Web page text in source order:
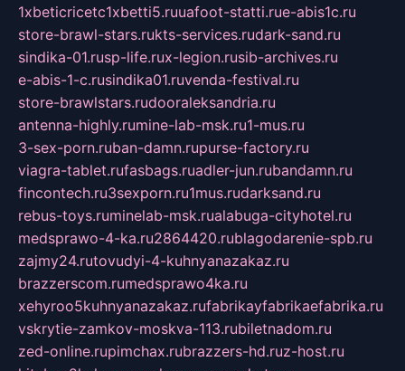
1xbeticricetc1xbetti5.ruuafoot-statti.rue-abis1c.ru
store-brawl-stars.rukts-services.rudark-sand.ru
sindika-01.rusp-life.rux-legion.rusib-archives.ru
e-abis-1-c.rusindika01.ruvenda-festival.ru
store-brawlstars.rudooraleksandria.ru
antenna-highly.rumine-lab-msk.ru1-mus.ru
3-sex-porn.ruban-damn.rupurse-factory.ru
viagra-tablet.rufasbags.ruadler-jun.rubandamn.ru
fincontech.ru3sexporn.ru1mus.rudarksand.ru
rebus-toys.ruminelab-msk.rualabuga-cityhotel.ru
medsprawo-4-ka.ru2864420.rublagodarenie-spb.ru
zajmy24.rutovudyi-4-kuhnyanazakaz.ru
brazzerscom.rumedsprawo4ka.ru
xehyroo5kuhnyanazakaz.rufabrikayfabrikaefabrika.ru
vskrytie-zamkov-moskva-113.rubiletnadom.ru
zed-online.rupimchax.rubrazzers-hd.ruz-host.ru